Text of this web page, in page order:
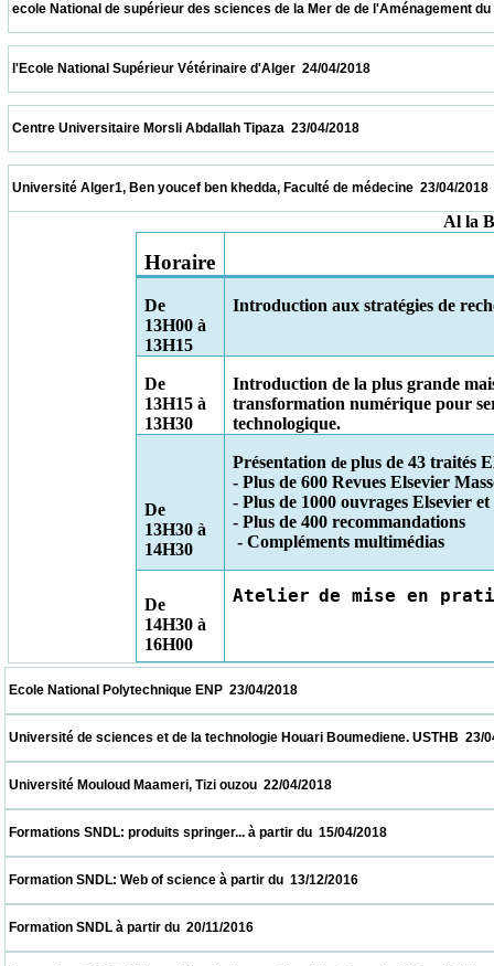
ecole National de supérieur des sciences de la Mer de de
l'Ecole National Supérieur Vétérinaire d'Alger  24/04/2018
Centre Universitaire Morsli Abdallah Tipaza  23/04/2018
Université Alger1, Ben youcef ben khedda, Faculté de médecine
Al la
Horaire
De
13H00 à
13H15
Introduction aux stratégies de
De
13H15 à
13H30
Introduction de la plus grande
transformation numérique pour
technologique.
De
13H30 à
14H30
Présentation de plus de 43 traités
- Plus de 600 Revues Elsevier
- Plus de 1000 ouvrages Elsevier
- Plus de 400 recommandations
- Compléments multimédias
De
14H30 à
16H00
Atelier de mise en
Ecole National Polytechnique ENP  23/04/2018
Université de sciences et de la technologie Houari Boumediene.
Université Mouloud Maameri, Tizi ouzou  22/04/2018
Formations SNDL: produits springer... à partir du  15/04/2018
Formation SNDL: Web of science à partir du  13/12/2016
Formation SNDL à partir du  20/11/2016